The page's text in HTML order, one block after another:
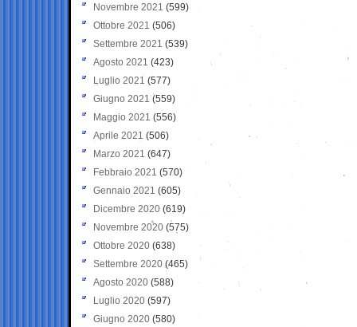
Novembre 2021 (599)
Ottobre 2021 (506)
Settembre 2021 (539)
Agosto 2021 (423)
Luglio 2021 (577)
Giugno 2021(559)
Maggio 2021 (556)
Aprile 2021 (506)
Marzo 2021 (647)
Febbraio 2021 (570)
Gennaio 2021 (605)
Dicembre 2020 (619)
Novembre 2020 (575)
Ottobre 2020 (638)
Settembre 2020(465)
Agosto 2020 (588)
Luglio 2020 (597)
Giugno 2020 (580)